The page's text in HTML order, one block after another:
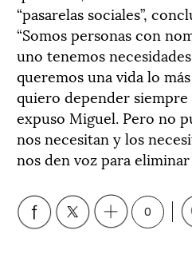
“pasarelas sociales”,
“Somos personas con
uno tenemos
queremos una vida lo
quiero depender siempre
expuso Miguel. Pero no
nos necesitan y los
nos den voz para
0